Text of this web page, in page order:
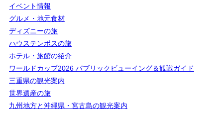
イベント情報
グルメ・地元食材
ディズニーの旅
ハウステンボスの旅
ホテル・旅館の紹介
ワールドカップ2026 パブリックビューイング＆観戦ガイド
三重県の観光案内
世界遺産の旅
九州地方と沖縄県・宮古島の観光案内